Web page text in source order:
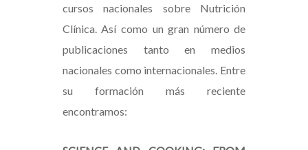
cursos nacionales sobre Nutrición
Clínica. Así como un gran número de
publicaciones tanto en medios
nacionales como internacionales. Entre
su formación más reciente
encontramos: